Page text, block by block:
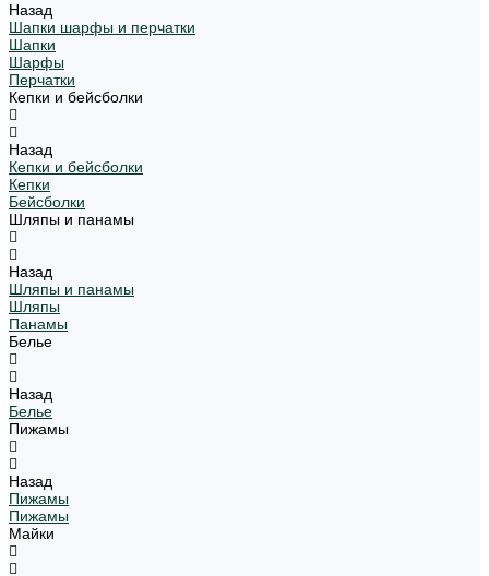
Назад
Шапки шарфы и перчатки
Шапки
Шарфы
Перчатки
Кепки и бейсболки
Назад
Кепки и бейсболки
Кепки
Бейсболки
Шляпы и панамы
Назад
Шляпы и панамы
Шляпы
Панамы
Белье
Назад
Белье
Пижамы
Назад
Пижамы
Пижамы
Майки